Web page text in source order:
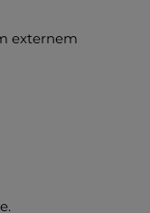
externem